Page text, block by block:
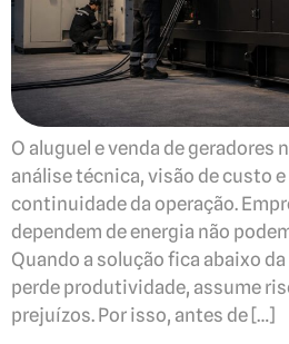
O aluguel e venda de geradores
análise técnica, visão de custo e
continuidade da operação.
dependem de energia não
Quando a solução fica abaixo
perde produtividade, assume
prejuízos. Por isso, antes de […]